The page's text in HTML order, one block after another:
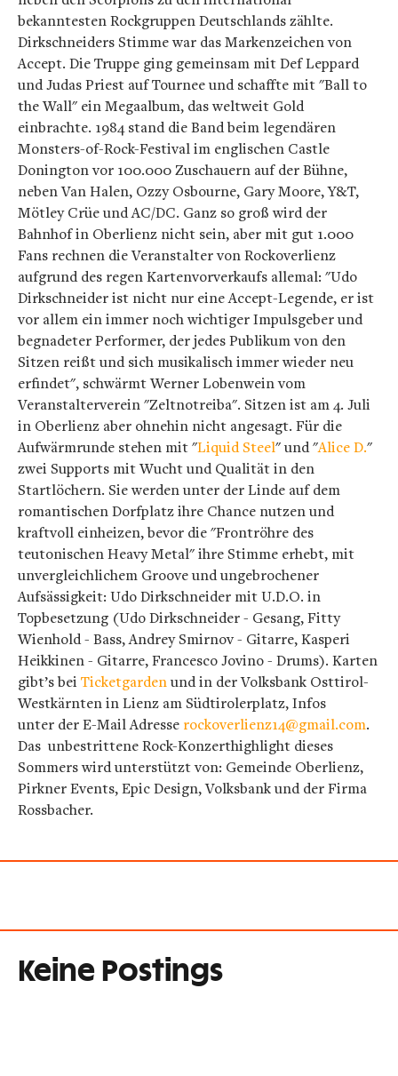
bekanntesten Rockgruppen Deutschlands zählte.
Dirkschneiders Stimme war das Markenzeichen von
Accept. Die Truppe ging gemeinsam mit Def Leppard
und Judas Priest auf Tournee und schaffte mit "Ball to
the Wall" ein Megaalbum, das weltweit Gold
einbrachte. 1984 stand die Band beim legendären
Monsters-of-Rock-Festival im englischen Castle
Donington vor 100.000 Zuschauern auf der Bühne,
neben Van Halen, Ozzy Osbourne, Gary Moore, Y&T,
Mötley Crüe und AC/DC. Ganz so groß wird der
Bahnhof in Oberlienz nicht sein, aber mit gut 1.000
Fans rechnen die Veranstalter von Rockoverlienz
aufgrund des regen Kartenvorverkaufs allemal: "Udo
Dirkschneider ist nicht nur eine Accept-Legende, er ist
vor allem ein immer noch wichtiger Impulsgeber und
begnadeter Performer, der jedes Publikum von den
Sitzen reißt und sich musikalisch immer wieder neu
erfindet", schwärmt Werner Lobenwein vom
Veranstalterverein "Zeltnotreiba". Sitzen ist am 4. Juli
in Oberlienz aber ohnehin nicht angesagt. Für die
Aufwärmrunde stehen mit "Liquid Steel" und "Alice D."
zwei Supports mit Wucht und Qualität in den
Startlöchern. Sie werden unter der Linde auf dem
romantischen Dorfplatz ihre Chance nutzen und
kraftvoll einheizen, bevor die "Frontröhre des
teutonischen Heavy Metal" ihre Stimme erhebt, mit
unvergleichlichem Groove und ungebrochener
Aufsässigkeit: Udo Dirkschneider mit U.D.O. in
Topbesetzung (Udo Dirkschneider - Gesang, Fitty
Wienhold - Bass, Andrey Smirnov - Gitarre, Kasperi
Heikkinen - Gitarre, Francesco Jovino - Drums). Karten
gibt’s bei Ticketgardenund in der Volksbank Osttirol-
Westkärnten in Lienz am Südtirolerplatz, Infos
unter der E-Mail Adresse rockoverlienz14@gmail.com.
Das unbestrittene Rock-Konzerthighlight dieses
Sommers wird unterstützt von: Gemeinde Oberlienz,
Pirkner Events, Epic Design, Volksbank und der Firma
Rossbacher.
Keine Postings